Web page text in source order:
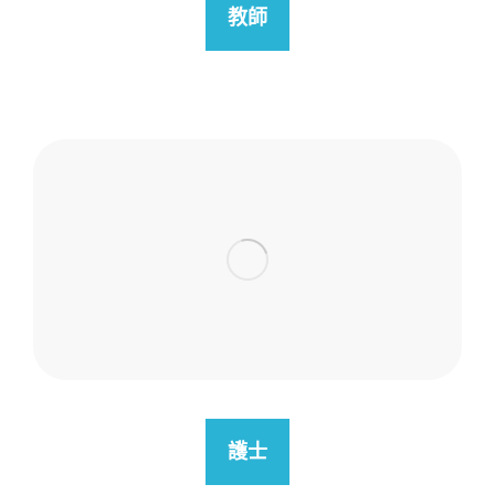
教師
護士